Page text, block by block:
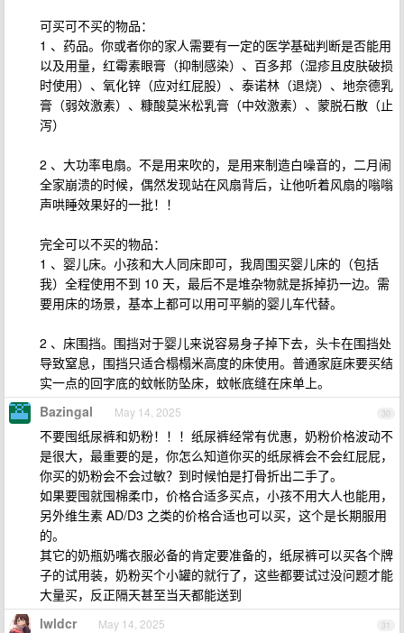
可买可不买的物品：
1 、药品。你或者你的家人需要有一定的医学基础判断是否能用
以及用量，红霉素眼膏（抑制感染）、百多邦（湿疹且皮肤破损
时使用）、氧化锌（应对红屁股）、泰诺林（退烧）、地奈德乳
膏（弱效激素）、糠酸莫米松乳膏（中效激素）、蒙脱石散（止
泻）
2 、大功率电扇。不是用来吹的，是用来制造白噪音的，二月闹
全家崩溃的时候，偶然发现站在风扇背后，让他听着风扇的嗡嗡
声哄睡效果好的一批！！
完全可以不买的物品：
1 、婴儿床。小孩和大人同床即可，我周围买婴儿床的（包括
我）全程使用不到 10 天，最后不是堆杂物就是拆掉扔一边。需
要用床的场景，基本上都可以用可平躺的婴儿车代替。
2 、床围挡。围挡对于婴儿来说容易身子掉下去，头卡在围挡处
导致窒息，围挡只适合榻榻米高度的床使用。普通家庭床要买结
实一点的回字底的蚊帐防坠床，蚊帐底缝在床单上。
30
Bazingal May 14, 2025
不要囤纸尿裤和奶粉！！！纸尿裤经常有优惠，奶粉价格波动不
是很大，最重要的是，你怎么知道你买的纸尿裤会不会红屁屁，
你买的奶粉会不会过敏？到时候怕是打骨折出二手了。
如果要囤就囤棉柔巾，价格合适多买点，小孩不用大人也能用，
另外维生素 AD/D3 之类的价格合适也可以买，这个是长期服用
的。
其它的奶瓶奶嘴衣服必备的肯定要准备的，纸尿裤可以买各个牌
子的试用装，奶粉买个小罐的就行了，这些都要试过没问题才能
大量买，反正隔天甚至当天都能送到
31
lwldcr May 14, 2025